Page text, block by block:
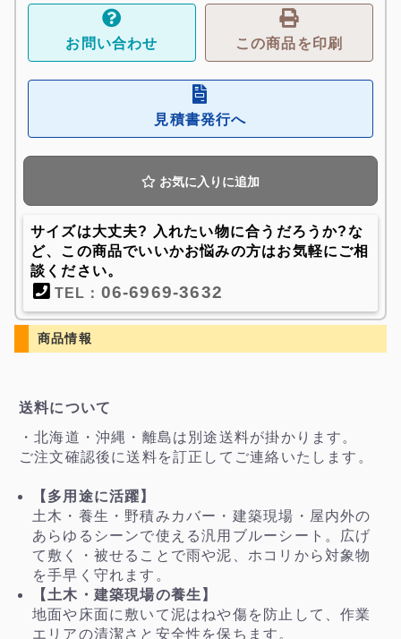
お問い合わせ この商品を印刷
見積書発行へ
お気に入りに追加
サイズは大丈夫? 入れたい物に合うだろうか?な
ど、この商品でいいかお悩みの方はお気軽にご相
談ください。
TEL： 06-6969-3632
商品情報
送料について
・北海道・沖縄・離島は別途送料が掛かります。
ご注文確認後に送料を訂正してご連絡いたします。
【多用途に活躍】
土木・養生・野積みカバー・建築現場・屋内外の
あらゆるシーンで使える汎用ブルーシート。広げ
て敷く・被せることで雨や泥、ホコリから対象物
を手早く守れます。
【土木・建築現場の養生】
地面や床面に敷いて泥はねや傷を防止して、作業
エリアの清潔さと安全性を保ちます。